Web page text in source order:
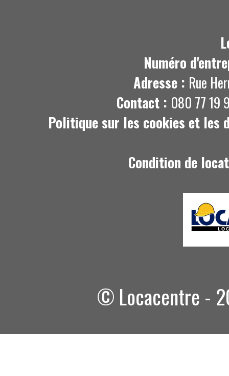
Numéro
Adresse : Rue
Contact : 080 77 19
Politique sur les cookies et les
Condition de
© Locacentre -